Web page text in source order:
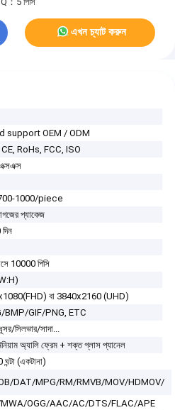
এখন চ্যাট করুন
support OEM / ODM
RoHs, FCC, ISO
1000/piece
প্যাকেজ
10000 পিসি
বা 3840x2160 (UHD)
BMP/GIF/PNG, ETC
সিলভার/সাদা...
অ্যালি ফ্রেম + শক্ত গ্লাস প্যানেল
(একটানা)
DAT/MPG/RM/RMVB/MOV/HDMOV/
OGG/AAC/AC/DTS/FLAC/APE